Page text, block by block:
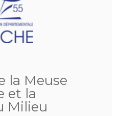
la Meuse
et la
Milieu